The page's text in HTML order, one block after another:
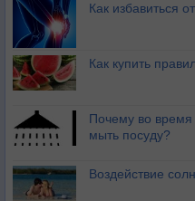
Как избавиться
Как купить
Почему во время
мыть посуду?
Воздействие